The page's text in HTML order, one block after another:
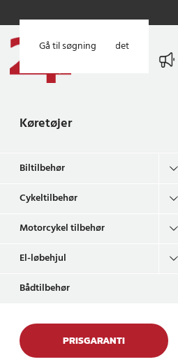
Gå til hovedindholdet
Gå til søgning
Køretøjer
Biltilbehør
Cykeltilbehør
Motorcykel tilbehør
El-løbehjul
Bådtilbehør
PRISGARANTI